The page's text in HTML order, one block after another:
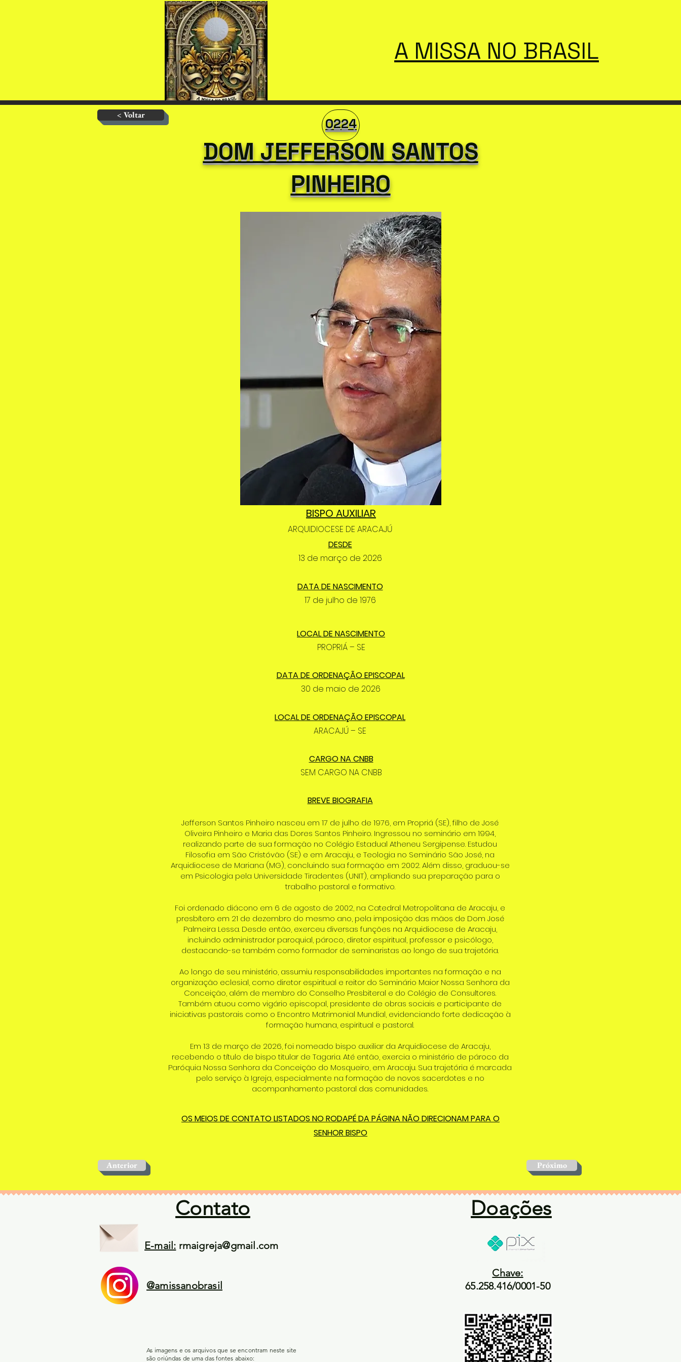
A MISSA NO BRASIL
< Voltar
DOM JEFFERSON SANTOS
PINHEIRO
0224
BISPO AUXILIAR
ARQUIDIOCESE DE ARACAJÚ
DESDE
13 de março de 2026
DATA DE NASCIMENTO
17 de julho de 1976
LOCAL DE NASCIMENTO
PROPRIÁ – SE
DATA DE ORDENAÇÃO EPISCOPAL
30 de maio de 2026
LOCAL DE ORDENAÇÃO EPISCOPAL
ARACAJÚ – SE
CARGO NA CNBB
SEM CARGO NA CNBB
BREVE BIOGRAFIA
Jefferson Santos Pinheiro nasceu em 17 de julho de 1976, em Propriá (SE), filho de José
Oliveira Pinheiro e Maria das Dores Santos Pinheiro. Ingressou no seminário em 1994,
realizando parte de sua formação no Colégio Estadual Atheneu Sergipense. Estudou
Filosofia em São Cristóvão (SE) e em Aracaju, e Teologia no Seminário São José, na
Arquidiocese de Mariana (MG), concluindo sua formação em 2002. Além disso, graduou-se
em Psicologia pela Universidade Tiradentes (UNIT), ampliando sua preparação para o
trabalho pastoral e formativo.
Foi ordenado diácono em 6 de agosto de 2002, na Catedral Metropolitana de Aracaju, e
presbítero em 21 de dezembro do mesmo ano, pela imposição das mãos de Dom José
Palmeira Lessa. Desde então, exerceu diversas funções na Arquidiocese de Aracaju,
incluindo administrador paroquial, pároco, diretor espiritual, professor e psicólogo,
destacando-se também como formador de seminaristas ao longo de sua trajetória.
Ao longo de seu ministério, assumiu responsabilidades importantes na formação e na
organização eclesial, como diretor espiritual e reitor do Seminário Maior Nossa Senhora da
Conceição, além de membro do Conselho Presbiteral e do Colégio de Consultores.
Também atuou como vigário episcopal, presidente de obras sociais e participante de
iniciativas pastorais como o Encontro Matrimonial Mundial, evidenciando forte dedicação à
formação humana, espiritual e pastoral.
Em 13 de março de 2026, foi nomeado bispo auxiliar da Arquidiocese de Aracaju,
recebendo o título de bispo titular de Tagaria. Até então, exercia o ministério de pároco da
Paróquia Nossa Senhora da Conceição do Mosqueiro, em Aracaju. Sua trajetória é marcada
pelo serviço à Igreja, especialmente na formação de novos sacerdotes e no
acompanhamento pastoral das comunidades.
OS MEIOS DE CONTATO LISTADOS NO RODAPÉ DA PÁGINA NÃO DIRECIONAM PARA O
SENHOR BISPO
Anterior Próximo
Contato
E-mail: rmaigreja@gmail.com
@amissanobrasil
As imagens e os arquivos que se encontram neste site
são oriúndas de uma das fontes abaixo:
Doações
Chave:
65.258.416/0001-50